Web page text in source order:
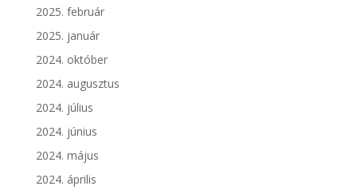
2025. február
2025. január
2024. október
2024. augusztus
2024. július
2024. június
2024. május
2024. április